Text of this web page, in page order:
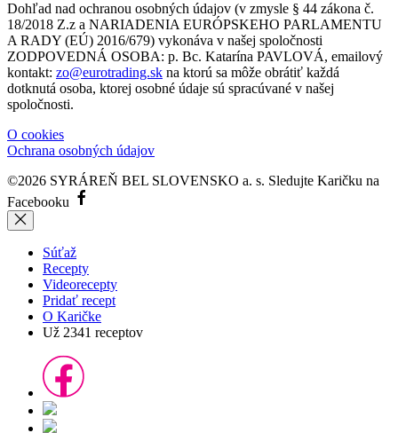
Dohľad nad ochranou osobných údajov (v zmysle § 44 zákona č.
18/2018 Z.z a NARIADENIA EURÓPSKEHO PARLAMENTU
A RADY (EÚ) 2016/679) vykonáva v našej spoločnosti
ZODPOVEDNÁ OSOBA: p. Bc. Katarína PAVLOVÁ, emailový
kontakt: zo@eurotrading.sk na ktorú sa môže obrátiť každá
dotknutá osoba, ktorej osobné údaje sú spracúvané v našej
spoločnosti.
O cookies
Ochrana osobných údajov
©2026 SYRÁREŇ BEL SLOVENSKO a. s. Sledujte Karičku na
Facebooku
Súťaž
Recepty
Videorecepty
Pridať recept
O Karičke
Už 2341 receptov